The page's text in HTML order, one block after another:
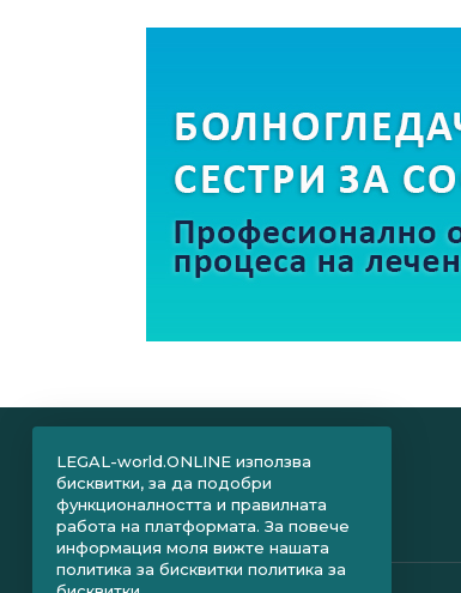
LEGAL-world.ONLINE използва
бисквитки, за да подобри
функционалността и правилната
работа на платформата. За повече
информация моля вижте нашата
политика за бисквитки политика за